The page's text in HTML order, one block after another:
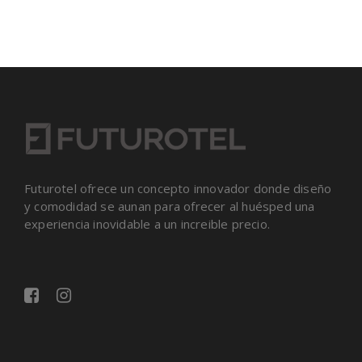
Futurotel ofrece un concepto innovador donde diseño
y comodidad se aunan para ofrecer al huésped una
experiencia inovidable a un increible precio.